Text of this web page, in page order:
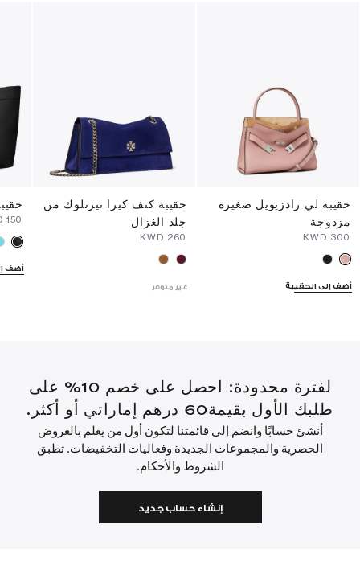
حقيبة لي رادزيويل صغيرة
مزدوجة
أضف إلى الحقيبة
حقيبة كتف كيرا تيرنلوك من
جلد الغزال
غير متوفر
أضف
لفترة محدودة: احصل على خصم 10% على
طلبك الأول بقيمة60 درهم إماراتي أو أكثر.
أنشئ حسابًا وانضم إلى قائمتنا لتكون أول من يعلم بالعروض
الحصرية والمجموعات الجديدة وفعاليات التخفيضات. تطبق
الشروط والأحكام.
إنشاء حساب جديد